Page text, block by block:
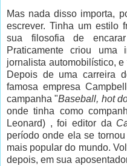
Mas nada disso importa,
escrever. Tinha um estilo
sua filosofia de
Praticamente criou
jornalista automobilístico,
Depois de uma carreira
famosa empresa
campanha "Baseball, hot
onde tinha como
Leonard) , foi editor da
período onde ela se
mais popular do mundo.
depois, em sua